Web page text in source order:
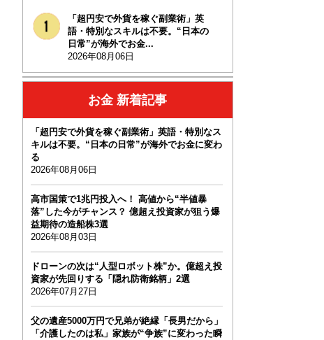
「超円安で外貨を稼ぐ副業術」英
語・特別なスキルは不要。“日本の
日常”が海外でお金...
2026年08月06日
お金 新着記事
「超円安で外貨を稼ぐ副業術」英語・特別なス
キルは不要。“日本の日常”が海外でお金に変わ
る
2026年08月06日
高市国策で1兆円投入へ！ 高値から“半値暴
落”した今がチャンス？ 億超え投資家が狙う爆
益期待の造船株3選
2026年08月03日
ドローンの次は“人型ロボット株”か。億超え投
資家が先回りする「隠れ防衛銘柄」2選
2026年07月27日
父の遺産5000万円で兄弟が絶縁「長男だから」
「介護したのは私」家族が“争族”に変わった瞬